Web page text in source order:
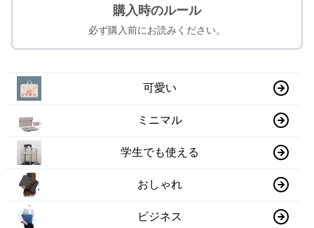
購入時のルール
必ず購入前にお読みください。
可愛い
ミニマル
学生でも使える
おしゃれ
ビジネス